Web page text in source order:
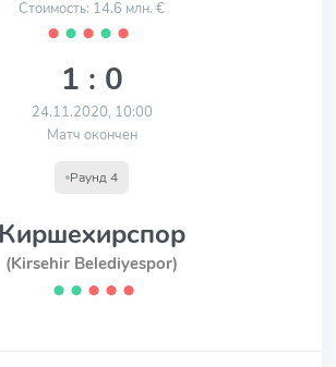
Стоимость: 14.6 млн. €
⬤ ⬤ ⬤ ⬤ ⬤
1 : 0
24.11.2020, 10:00
Матч окончен
Раунд 4
Киршехирспор
(Kirsehir Belediyespor)
⬤ ⬤ ⬤ ⬤ ⬤